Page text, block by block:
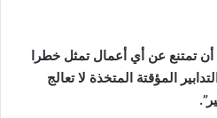
تمتنع عن أي أعمال تمثل خطرا
المؤقتة المتخذة لا تعالج